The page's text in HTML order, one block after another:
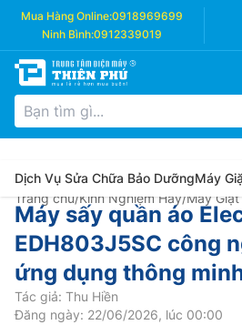
Mua Hàng Online:0918969699
Ninh Bình:0912339019
Dịch Vụ Sửa Chữa Bảo DưỡngMáy
Trang chủ/Kinh Nghiệm Hay/Máy
Máy sấy quần áo
EDH803J5SC công
ứng dụng thông
Tác giả: Thu Hiền
Đăng ngày: 22/06/2026, lúc 00:00